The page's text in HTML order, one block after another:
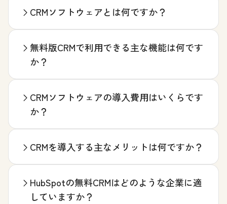
CRMソフトウェアとは何ですか？
無料版CRMで利用できる主な機能は何です
か？
CRMソフトウェアの導入費用はいくらです
か？
CRMを導入する主なメリットは何ですか？
HubSpotの無料CRMはどのような企業に適
していますか？